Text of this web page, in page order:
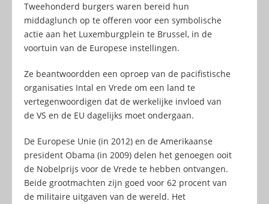
Tweehonderd burgers waren bereid hun
middaglunch op te offeren voor een symbolische
actie aan het Luxemburgplein te Brussel, in de
voortuin van de Europese instellingen.
Ze beantwoordden een oproep van de pacifistische
organisaties Intal en Vrede om een land te
vertegenwoordigen dat de werkelijke invloed van
de VS en de EU dagelijks moet ondergaan.
De Europese Unie (in 2012) en de Amerikaanse
president Obama (in 2009) delen het genoegen ooit
de Nobelprijs voor de Vrede te hebben ontvangen.
Beide grootmachten zijn goed voor 62 procent van
de militaire uitgaven van de wereld. Het